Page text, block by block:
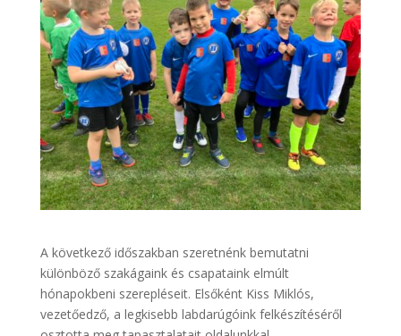
A következő időszakban szeretnénk bemutatni
különböző szakágaink és csapataink elmúlt
hónapokbeni szerepléseit. Elsőként Kiss Miklós,
vezetőedző, a legkisebb labdarúgóink felkészítéséről